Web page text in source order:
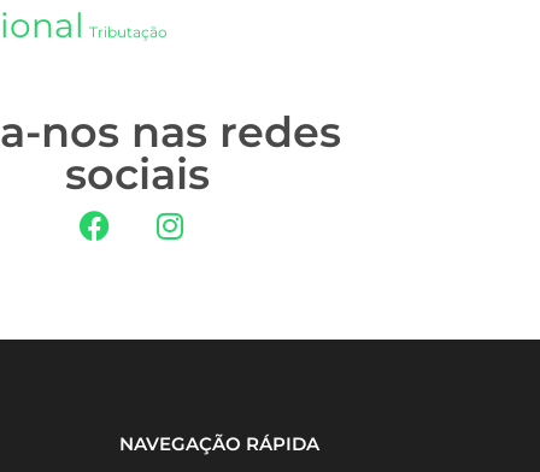
Tributação
nos nas redes
sociais
NAVEGAÇÃO RÁPIDA